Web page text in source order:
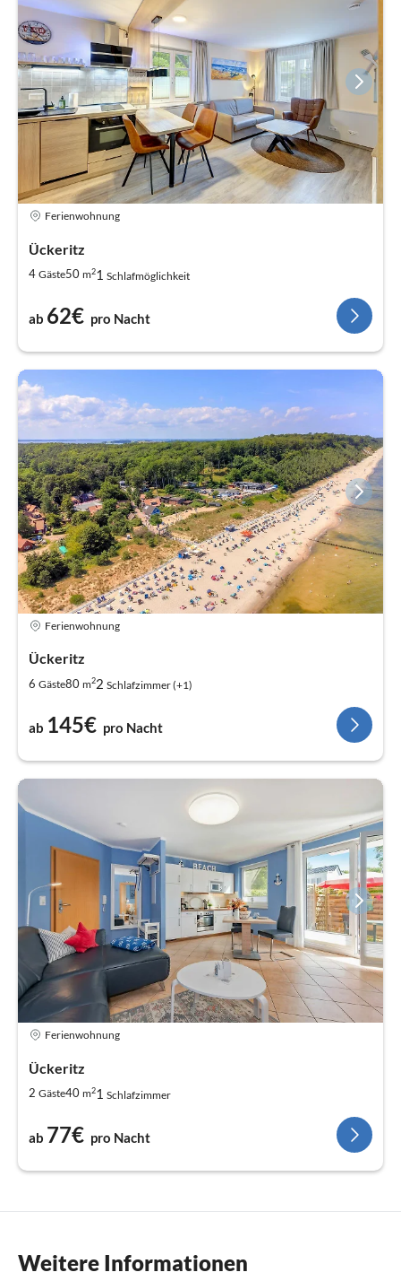
Ferienwohnung
Ückeritz
4 Gäste50 m21 Schlafmöglichkeit
ab 62€ pro Nacht
Ferienwohnung
Ückeritz
6 Gäste80 m22 Schlafzimmer (+1)
ab 145€ pro Nacht
Ferienwohnung
Ückeritz
2 Gäste40 m21 Schlafzimmer
ab 77€ pro Nacht
Weitere Informationen